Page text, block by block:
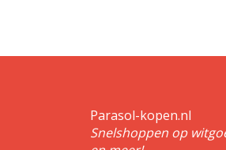
Parasol-kopen.nl
Snelshoppen op